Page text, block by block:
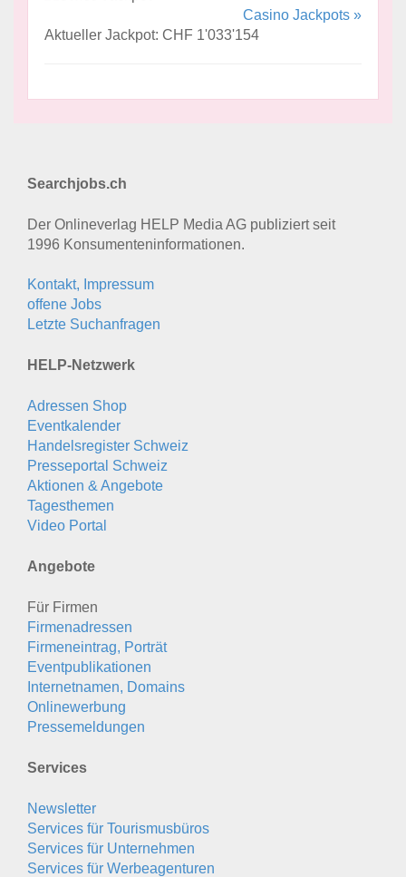
Casino Jackpots »
Aktueller Jackpot: CHF 1'033'154
Searchjobs.ch
Der Onlineverlag HELP Media AG publiziert seit
1996 Konsumenten­informationen.
Kontakt, Impressum
offene Jobs
Letzte Suchanfragen
HELP-Netzwerk
Adressen Shop
Eventkalender
Handelsregister Schweiz
Presseportal Schweiz
Aktionen & Angebote
Tagesthemen
Video Portal
Angebote
Für Firmen
Firmenadressen
Firmeneintrag, Porträt
Eventpublikationen
Internetnamen, Domains
Onlinewerbung
Pressemeldungen
Services
Newsletter
Services für Tourismusbüros
Services für Unternehmen
Services für Werbeagenturen